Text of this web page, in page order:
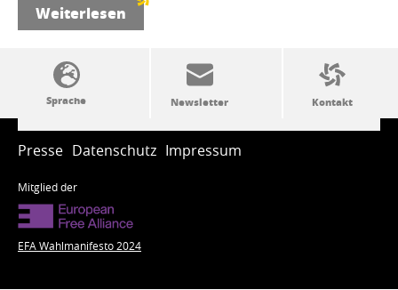
Weiterlesen
SSW-Politik von A bis Z
Presse Datenschutz Impressum
Mitglied der
EFA Wahlmanifesto 2024